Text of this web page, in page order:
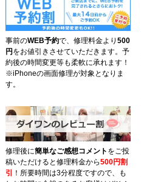
事前のWEB予約で、修理料金より 500
円 をお値引きさせていただきます。予
約後の時間変更等も柔軟に承れます！
※iPhoneの画面修理が対象となりま
す。
修理後に簡単なご感想コメント をご投
稿いただけると修理料金から500円割
引
！所要時間は3分程度ですので、も